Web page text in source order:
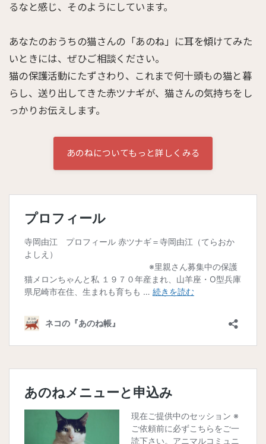
るなと感じ、そのようにしています。
あなたのおうちの猫さんの「あのね」に耳を傾けてみた
いときには、ぜひご相談ください。
猫の保護活動にたずさわり、これまで何十頭もの猫と暮
らし、送り出してきた赤ツナギが、猫さんの気持ちをし
っかりお伝えします。
あのねについてもっと詳しくみる